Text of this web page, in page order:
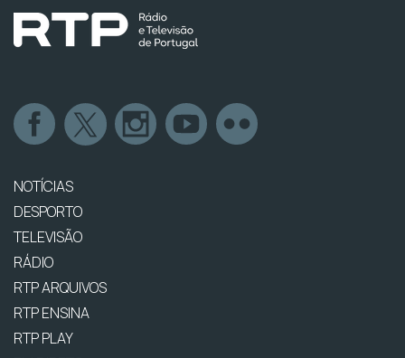
NOTÍCIAS
DESPORTO
TELEVISÃO
RÁDIO
RTP ARQUIVOS
RTP ENSINA
RTP PLAY